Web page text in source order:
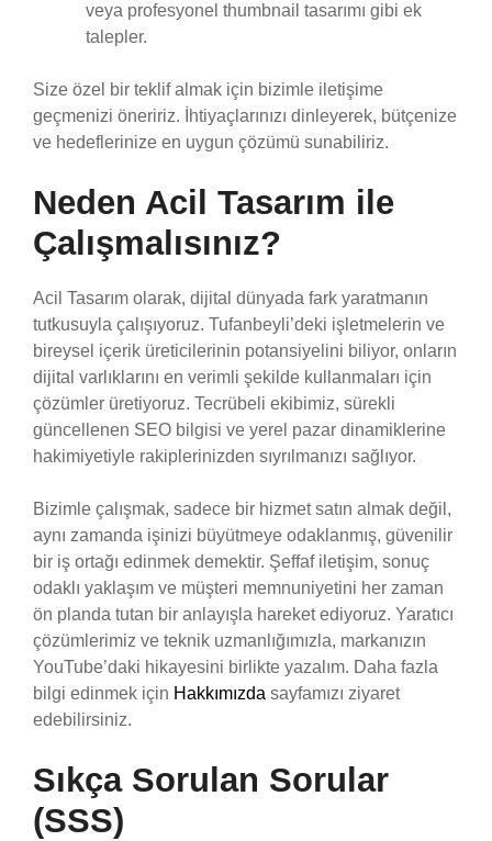
veya profesyonel thumbnail tasarımı gibi ek
talepler.
Size özel bir teklif almak için bizimle iletişime
geçmenizi öneririz. İhtiyaçlarınızı dinleyerek, bütçenize
ve hedeflerinize en uygun çözümü sunabiliriz.
Neden Acil Tasarım ile
Çalışmalısınız?
Acil Tasarım olarak, dijital dünyada fark yaratmanın
tutkusuyla çalışıyoruz. Tufanbeyli’deki işletmelerin ve
bireysel içerik üreticilerinin potansiyelini biliyor, onların
dijital varlıklarını en verimli şekilde kullanmaları için
çözümler üretiyoruz. Tecrübeli ekibimiz, sürekli
güncellenen SEO bilgisi ve yerel pazar dinamiklerine
hakimiyetiyle rakiplerinizden sıyrılmanızı sağlıyor.
Bizimle çalışmak, sadece bir hizmet satın almak değil,
aynı zamanda işinizi büyütmeye odaklanmış, güvenilir
bir iş ortağı edinmek demektir. Şeffaf iletişim, sonuç
odaklı yaklaşım ve müşteri memnuniyetini her zaman
ön planda tutan bir anlayışla hareket ediyoruz. Yaratıcı
çözümlerimiz ve teknik uzmanlığımızla, markanızın
YouTube’daki hikayesini birlikte yazalım. Daha fazla
bilgi edinmek için Hakkımızda sayfamızı ziyaret
edebilirsiniz.
Sıkça Sorulan Sorular
(SSS)